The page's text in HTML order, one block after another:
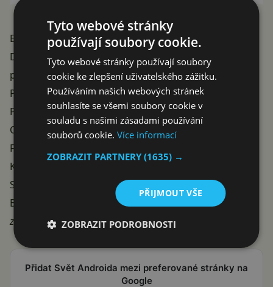
Elephone P3000S (3 GB) – specifikace
Displej: 5“, IPS OGS, Full HD rozlišení (1920 x 1080
pixelů)
Procesor: MediaTek MT6752, 8 jader, 64 bit
Paměť: 3 GB RAM, 16GB vnitřní úložiště (+ Micro SD)
OS: Android 4.4.2
Fotoaparát: 13 MPx
Konektivita: Wi-Fi 802.11 b / g / n, Bluetooth, NFC, Dual
SIM, USB OTG, LTE (800/1800/2100 a 2600 MHz)
Baterie: 3150 mAh
zdroj:
gsminsider.com
Přidat Svět Androida mezi preferované stránky na
Google
Tyto webové stránky
používají soubory cookie.
Tyto webové stránky používají soubory
cookie ke zlepšení uživatelského zážitku.
Používáním našich webových stránek
souhlasíte se všemi soubory cookie v
souladu s našimi zásadami používání
souborů cookie.Více informací
ZOBRAZIT PARTNERY(1635) →
PŘIJMOUT VŠE
ZOBRAZIT PODROBNOSTI